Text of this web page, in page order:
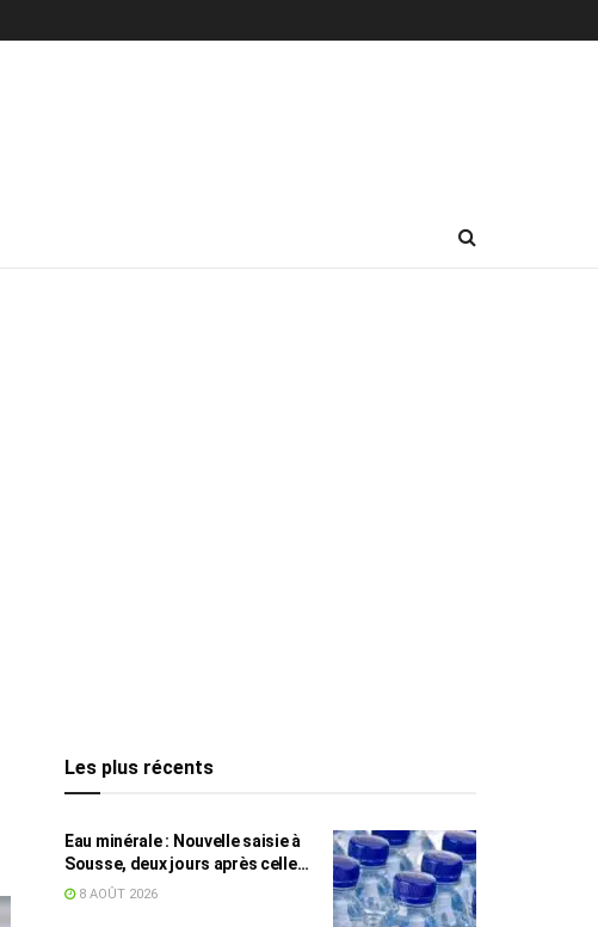
Les plus récents
Eau minérale : Nouvelle saisie à
Sousse, deux jours après celle
des grossistes
8 AOÛT 2026